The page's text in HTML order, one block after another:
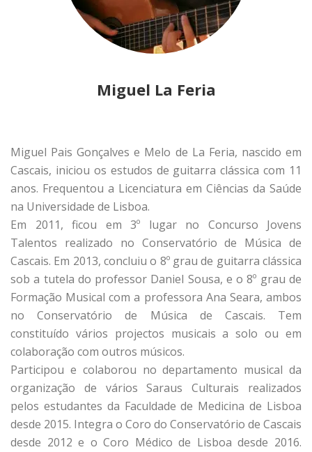
Miguel La Feria
Miguel Pais Gonçalves e Melo de La Feria, nascido em
Cascais, iniciou os estudos de guitarra clássica com 11
anos. Frequentou a Licenciatura em Ciências da Saúde
na Universidade de Lisboa.
Em 2011, ficou em 3º lugar no Concurso Jovens
Talentos realizado no Conservatório de Música de
Cascais. Em 2013, concluiu o 8º grau de guitarra clássica
sob a tutela do professor Daniel Sousa, e o 8º grau de
Formação Musical com a professora Ana Seara, ambos
no Conservatório de Música de Cascais. Tem
constituído vários projectos musicais a solo ou em
colaboração com outros músicos.
Participou e colaborou no departamento musical da
organização de vários Saraus Culturais realizados
pelos estudantes da Faculdade de Medicina de Lisboa
desde 2015. Integra o Coro do Conservatório de Cascais
desde 2012 e o Coro Médico de Lisboa desde 2016.